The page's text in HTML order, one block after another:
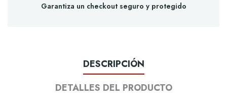
Garantiza un checkout seguro y protegido
DESCRIPCIÓN
DETALLES DEL PRODUCTO